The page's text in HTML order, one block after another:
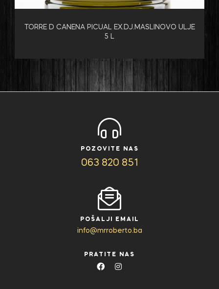
TORRE D CANENA PICUAL EX.DJ.MASLINOVO ULJE
5 L
POZOVITE NAS
063 820 851
POŠALJI EMAIL
info@mrroberto.ba
PRATITE NAS